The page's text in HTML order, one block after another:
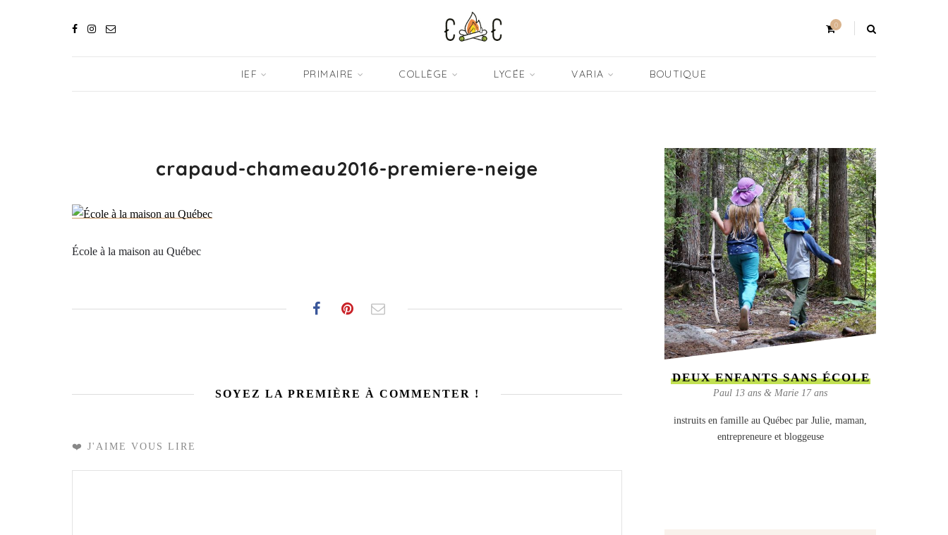
0
IEF PRIMAIRE COLLÈGE LYCÉE VARIA BOUTIQUE
crapaud-chameau2016-premiere-neige
École à la maison au Québec
SOYEZ LA PREMIÈRE À COMMENTER !
❤️ J'AIME VOUS LIRE
DEUX ENFANTS SANS ÉCOLE
Paul 13 ans & Marie 17 ans
instruits en famille au Québec par Julie, maman,
entrepreneure et bloggeuse